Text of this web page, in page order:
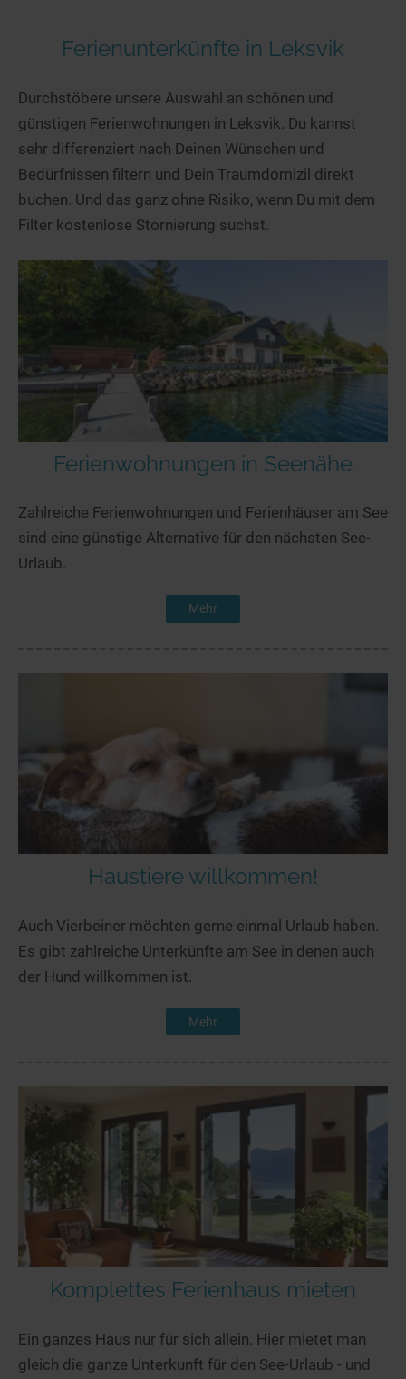
Ferienunterkünfte in Leksvik
Durchstöbere unsere Auswahl an schönen und
günstigen Ferienwohnungen in Leksvik. Du kannst
sehr differenziert nach Deinen Wünschen und
Bedürfnissen filtern und Dein Traumdomizil direkt
buchen. Und das ganz ohne Risiko, wenn Du mit dem
Filter kostenlose Stornierung suchst.
Ferienwohnungen in Seenähe
Zahlreiche Ferienwohnungen und Ferienhäuser am See
sind eine günstige Alternative für den nächsten See-
Urlaub.
Mehr
Haustiere willkommen!
Auch Vierbeiner möchten gerne einmal Urlaub haben.
Es gibt zahlreiche Unterkünfte am See in denen auch
der Hund willkommen ist.
Mehr
Komplettes Ferienhaus mieten
Ein ganzes Haus nur für sich allein. Hier mietet man
gleich die ganze Unterkunft für den See-Urlaub - und